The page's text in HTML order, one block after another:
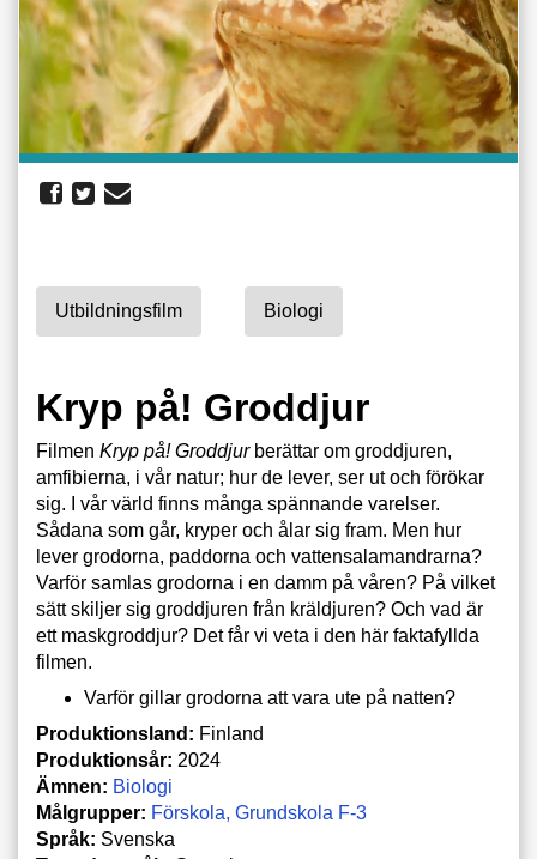
Utbildningsfilm Biologi
Kryp på! Groddjur
Filmen Kryp på! Groddjurberättar om groddjuren,
amfibierna, i vår natur; hur de lever, ser ut och förökar
sig. I vår värld finns många spännande varelser.
Sådana som går, kryper och ålar sig fram. Men hur
lever grodorna, paddorna och vattensalamandrarna?
Varför samlas grodorna i en damm på våren? På vilket
sätt skiljer sig groddjuren från kräldjuren? Och vad är
ett maskgroddjur? Det får vi veta i den här faktafyllda
filmen.
Varför gillar grodorna att vara ute på natten?
Produktionsland: Finland
Produktionsår: 2024
Ämnen: Biologi
Målgrupper: Förskola Grundskola F-3
Språk: Svenska